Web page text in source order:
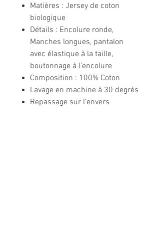
Matières : Jersey de coton
biologique
Détails : Encolure ronde,
Manches longues, pantalon
avec élastique à la taille,
boutonnage à l'encolure
Composition : 100% Coton
Lavage en machine à 30 degrés
Repassage sur l'envers